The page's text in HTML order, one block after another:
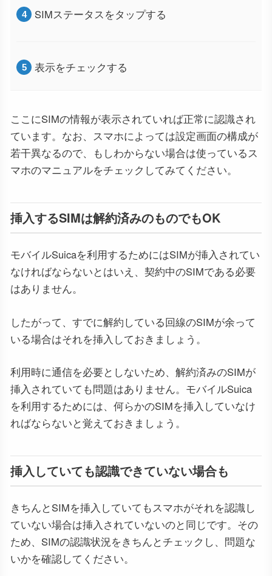
SIMステータスをタップする
表示をチェックする
ここにSIMの情報が表示されていれば正常に認識され
ています。なお、スマホによっては設定画面の構成が
若干異なるので、もしわからない場合は使っているス
マホのマニュアルをチェックしてみてください。
挿入するSIMは解約済みのものでもOK
モバイルSuicaを利用するためにはSIMが挿入されてい
なければならないとはいえ、契約中のSIMである必要
はありません。
したがって、すでに解約している回線のSIMが余って
いる場合はそれを挿入しておきましょう。
利用時に通信を必要としないため、解約済みのSIMが
挿入されていても問題はありません。モバイルSuica
を利用するためには、何らかのSIMを挿入していなけ
ればならないと覚えておきましょう。
挿入していても認識できていない場合も
きちんとSIMを挿入していてもスマホがそれを認識し
ていない場合は挿入されていないのと同じです。その
ため、SIMの認識状況をきちんとチェックし、問題な
いかを確認してください。